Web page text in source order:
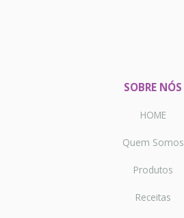
SOBRE NÓS
HOME
Quem Somos
Produtos
Receitas